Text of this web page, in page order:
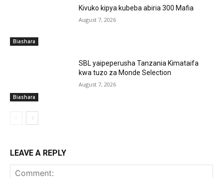
Biashara
Kivuko kipya kubeba abiria 300 Mafia
August 7, 2026
Biashara
SBL yaipeperusha Tanzania Kimataifa
kwa tuzo za Monde Selection
August 7, 2026
LEAVE A REPLY